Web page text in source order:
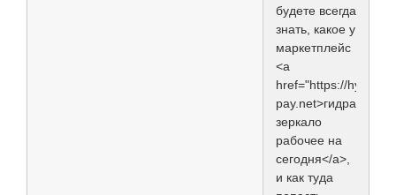
будете всегда
знать, какое у
маркетплейс
<a
href="https://hydra-
pay.net>гидра
зеркало
рабочее на
сегодня</a>,
и как туда